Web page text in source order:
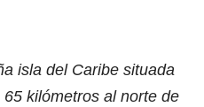
isla del Caribe situada
kilómetros al norte de